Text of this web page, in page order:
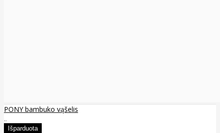
PONY bambuko vąšelis
..